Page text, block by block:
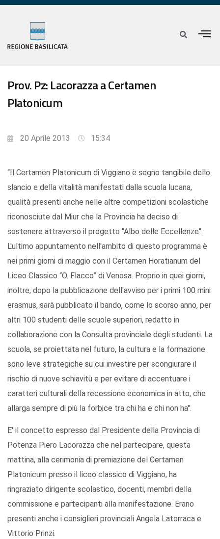
Prov. Pz: Lacorazza a Certamen
Platonicum
20 Aprile 2013 15:34
“Il Certamen Platonicum di Viggiano è segno tangibile dello
slancio e della vitalità manifestati dalla scuola lucana,
qualità presenti anche nelle altre competizioni scolastiche
riconosciute dal Miur che la Provincia ha deciso di
sostenere attraverso il progetto "Albo delle Eccellenze".
L'ultimo appuntamento nell'ambito di questo programma è
nei primi giorni di maggio con il Certamen Horatianum del
Liceo Classico “O. Flacco” di Venosa. Proprio in quei giorni,
inoltre, dopo la pubblicazione dell'avviso per i primi 100 mini
erasmus, sarà pubblicato il bando, come lo scorso anno, per
altri 100 studenti delle scuole superiori, redatto in
collaborazione con la Consulta provinciale degli studenti. La
scuola, se proiettata nel futuro, la cultura e la formazione
sono leve strategiche su cui investire per scongiurare il
rischio di nuove schiavitù e per evitare di accentuare i
caratteri culturali della recessione economica in atto, che
allarga sempre di più la forbice tra chi ha e chi non ha".
E' il concetto espresso dal Presidente della Provincia di
Potenza Piero Lacorazza che nel partecipare, questa
mattina, alla cerimonia di premiazione del Certamen
Platonicum presso il liceo classico di Viggiano, ha
ringraziato dirigente scolastico, docenti, membri della
commissione e partecipanti alla manifestazione. Erano
presenti anche i consiglieri provinciali Angela Latorraca e
Vittorio Prinzi.